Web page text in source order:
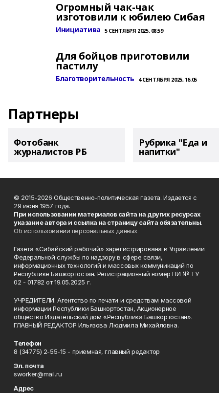
Огромный чак-чак
изготовили к юбилею Сибая
Инициатива 5 СЕНТЯБРЯ 2025, 08:59
Для бойцов приготовили
пастилу
Благотворительность 4 СЕНТЯБРЯ 2025, 16:05
Партнеры
Фотобанк
журналистов РБ
Рубрика "Еда и
напитки"
© 2015-2026 Общественно-политическая газета. Издается с
29 июня 1957 года.
При использовании материалов сайта на других ресурсах
указание автора и ссылка на страницу сайта обязательны.
Об использовании персональных данных
Газета «Сибайский рабочий» зарегистрирована в Управлении
Федеральной службы по надзору в сфере связи,
информационных технологий и массовых коммуникаций по
Республике Башкортостан. Регистрационный номер ПИ № ТУ
02 - 01782 от 19.05.2025 г.
УЧРЕДИТЕЛИ: Агентство по печати и средствам массовой
информации Республики Башкортостан, Акционерное
общество Издательский дом «Республика Башкортостан».
ГЛАВНЫЙ РЕДАКТОР Ильязова Людмила Михайловна.
Телефон
8 (34775) 2-55-15 - приемная, главный редактор
Эл. почта
sworker@mail.ru
Адрес